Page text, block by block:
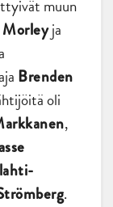
muun
ja
Brenden
oli
,
.